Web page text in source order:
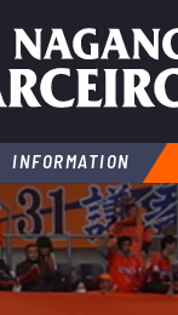
INFORMATION